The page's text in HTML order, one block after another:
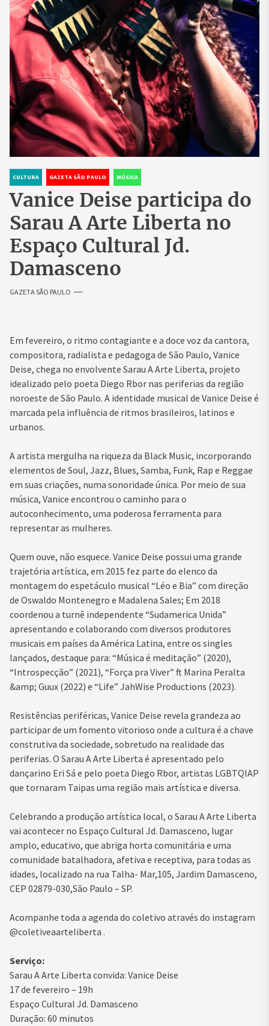
CULTURA GAZETA SÃO PAULO MÚSICA
Vanice Deise participa do
Sarau A Arte Liberta no
Espaço Cultural Jd.
Damasceno
GAZETA SÃO PAULO
Em fevereiro, o ritmo contagiante e a doce voz da cantora,
compositora, radialista e pedagoga de São Paulo, Vanice
Deise, chega no envolvente Sarau A Arte Liberta, projeto
idealizado pelo poeta Diego Rbor nas periferias da região
noroeste de São Paulo. A identidade musical de Vanice Deise é
marcada pela influência de ritmos brasileiros, latinos e
urbanos.
A artista mergulha na riqueza da Black Music, incorporando
elementos de Soul, Jazz, Blues, Samba, Funk, Rap e Reggae
em suas criações, numa sonoridade única. Por meio de sua
música, Vanice encontrou o caminho para o
autoconhecimento, uma poderosa ferramenta para
representar as mulheres.
Quem ouve, não esquece. Vanice Deise possui uma grande
trajetória artística, em 2015 fez parte do elenco da
montagem do espetáculo musical “Léo e Bia” com direção
de Oswaldo Montenegro e Madalena Sales; Em 2018
coordenou a turnê independente “Sudamerica Unida”
apresentando e colaborando com diversos produtores
musicais em países da América Latina, entre os singles
lançados, destaque para: “Música é meditação” (2020),
“Introspecção” (2021), “Força pra Viver” ft Marina Peralta
&amp; Guux (2022) e “Life” JahWise Productions (2023).
Resistências periféricas, Vanice Deise revela grandeza ao
participar de um fomento vitorioso onde a cultura é a chave
construtiva da sociedade, sobretudo na realidade das
periferias. O Sarau A Arte Liberta é apresentado pelo
dançarino Eri Sá e pelo poeta Diego Rbor, artistas LGBTQIAP
que tornaram Taipas uma região mais artística e diversa.
Celebrando a produção artística local, o Sarau A Arte Liberta
vai acontecer no Espaço Cultural Jd. Damasceno, lugar
amplo, educativo, que abriga horta comunitária e uma
comunidade batalhadora, afetiva e receptiva, para todas as
idades, localizado na rua Talha- Mar,105, Jardim Damasceno,
CEP 02879-030,São Paulo – SP.
Acompanhe toda a agenda do coletivo através do instagram
@coletiveaarteliberta .
Serviço:
Sarau A Arte Liberta convida: Vanice Deise
17 de fevereiro – 19h
Espaço Cultural Jd. Damasceno
Duração: 60 minutos